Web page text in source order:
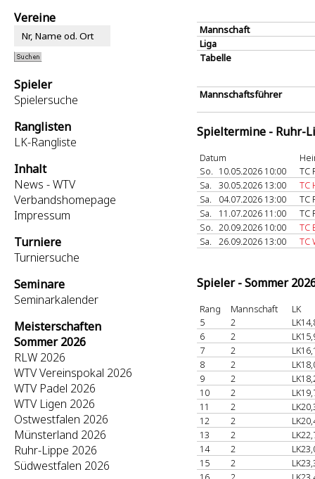
Vereine
Spieler
Spielersuche
Ranglisten
LK-Rangliste
Inhalt
News - WTV
Verbandshomepage
Impressum
Turniere
Turniersuche
Seminare
Seminarkalender
Meisterschaften
Sommer 2026
RLW 2026
WTV Vereinspokal 2026
WTV Padel 2026
WTV Ligen 2026
Ostwestfalen 2026
Münsterland 2026
Ruhr-Lippe 2026
Südwestfalen 2026
Mannschaft
Liga
Tabelle
Mannschaftsführer
Spieltermine - Ruhr-
Datum
So. 10.05.2026 10:00
TC
Sa.
30.05.2026 13:00
TC
Sa.
04.07.2026 13:00
TC
Sa.
11.07.2026 11:00
TC
So. 20.09.2026 10:00
TC
Sa.
26.09.2026 13:00 TC
Spieler - Sommer
Rang Mannschaft
LK
5
2
6
2
7
2
8
2
9
2
10
2
11
2
12
2
13
2
14
2
15
2